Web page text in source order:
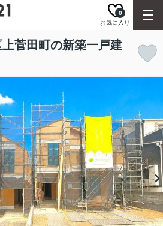
お気に入り
0
菅田町の新築一戸建